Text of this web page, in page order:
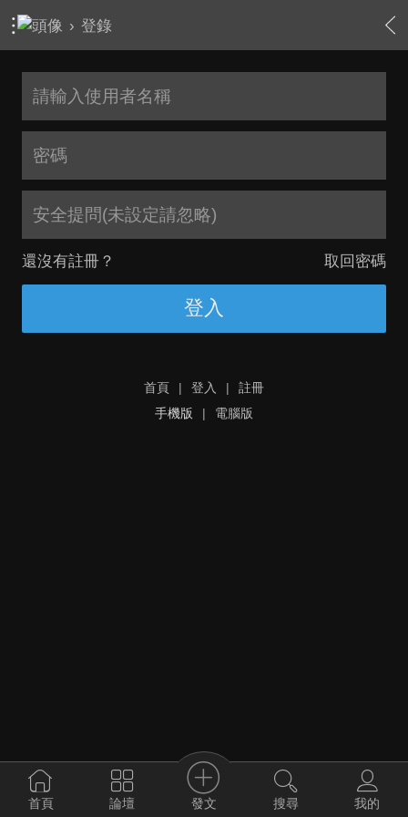
› 登錄
安全提問(未設定請忽略)
還沒有註冊？ 取回密碼
登入
首頁 | 登入 |
註冊
手機版
| 電腦版
首頁 論壇 發文 搜尋 我的